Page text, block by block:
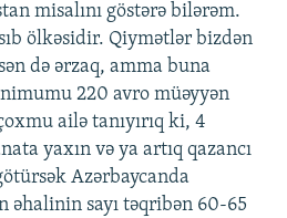
misalını göstərə bilərəm.
ölkəsidir. Qiymətlər bizdən
də ərzaq, amma buna
220 avro müəyyən
ailə tanıyırıq ki, 4
yaxın və ya artıq qazancı
Azərbaycanda
əhalinin sayı təqribən 60-65